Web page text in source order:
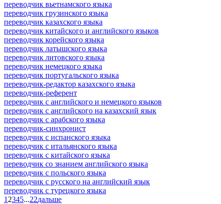
переводчик вьетнамского языка
переводчик грузинского языка
переводчик казахского языка
переводчик китайского и английского языков
переводчик корейского языка
переводчик латышского языка
переводчик литовского языка
переводчик немецкого языка
переводчик португальского языка
переводчик-редактор казахского языка
переводчик-референт
переводчик с английского и немецкого языков
переводчик с английского на казахский язык
переводчик с арабского языка
переводчик-синхронист
переводчик с испанского языка
переводчик с итальянского языка
переводчик с китайского языка
переводчик со знанием английского языка
переводчик с польского языка
переводчик с русского на английский язык
переводчик с турецкого языка
1 2345...22дальше